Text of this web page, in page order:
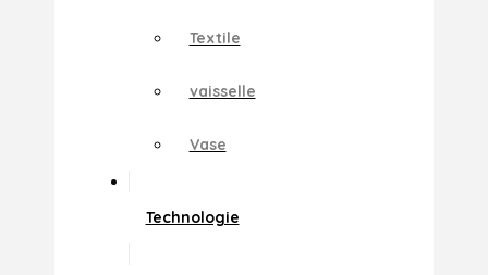
Textile
vaisselle
Vase
Technologie